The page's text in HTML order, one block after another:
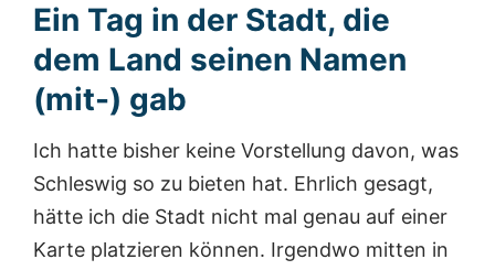
Ein Tag in der Stadt, die
dem Land seinen Namen
(mit-) gab
Ich hatte bisher keine Vorstellung davon, was
Schleswig so zu bieten hat. Ehrlich gesagt,
hätte ich die Stadt nicht mal genau auf einer
Karte platzieren können. Irgendwo mitten in